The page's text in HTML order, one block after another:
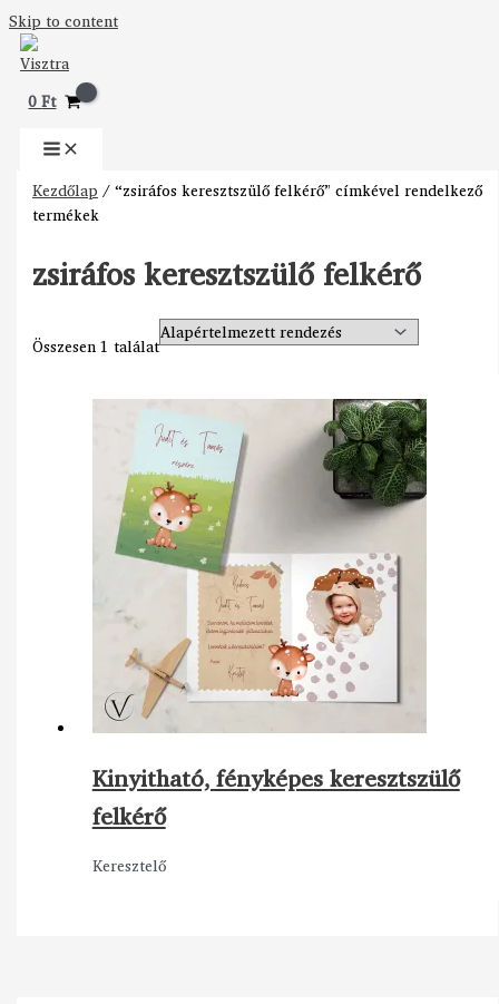
Skip to content
0Ft
Kezdőlap / “zsiráfos keresztszülő felkérő” címkével rendelkező
termékek
zsiráfos keresztszülő felkérő
Összesen 1 találat
Kinyitható, fényképes keresztszülő
felkérő
Keresztelő